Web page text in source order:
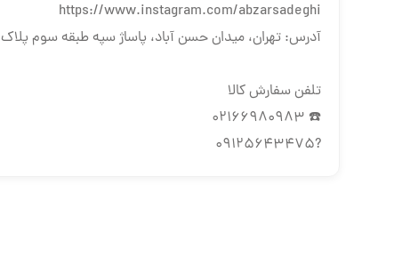
https://www.instagram.com/abzarsadeghi
آدرس: تهران، میدان حسن آباد، پاساژ سپه طبقه سوم پلاک ۱
تلفن سفارش کالا
☎️ 02166980983
?09125643475